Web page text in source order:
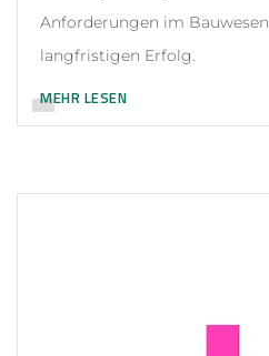
Anforderungen im
langfristigen Erfolg.
MEHR LESEN